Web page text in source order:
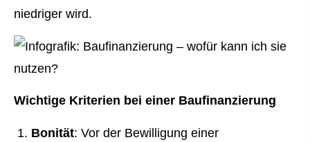
niedriger wird.
Wichtige Kriterien bei einer Baufinanzierung
Bonität: Vor der Bewilligung einer